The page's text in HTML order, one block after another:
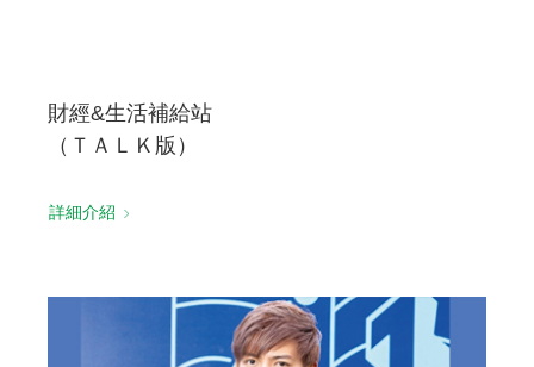
財經&生活補給站
（ＴＡＬＫ版）
詳細介紹